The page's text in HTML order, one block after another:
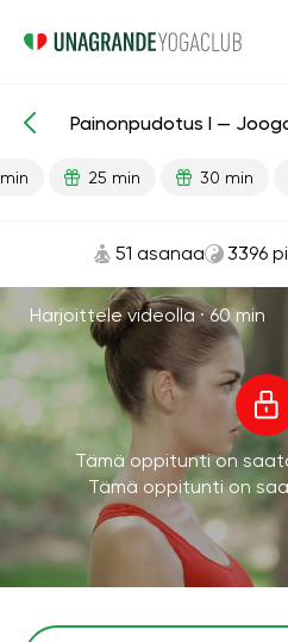
Valmiit oppitunnit
Painonpudotus I —
25 min 30 min
51 asanaa 3396
Harjoittele videolla ·60 min
Tämä oppitunti on
Tämä oppitunti on